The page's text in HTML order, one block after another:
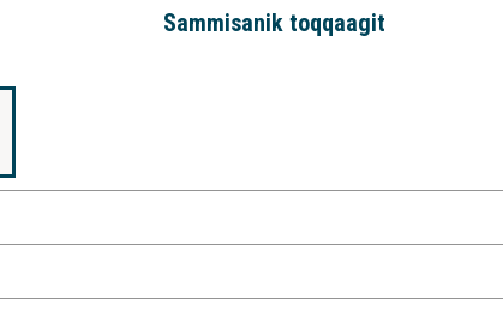
Sammisanik toqqaagit